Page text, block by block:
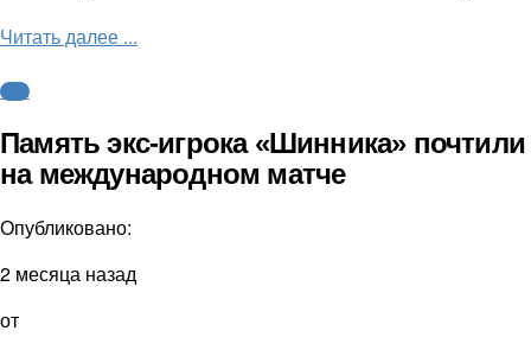
Читать далее ...
ФНЛ
Память экс-игрока «Шинника» почтили
на международном матче
Опубликовано:
2 месяца назад
от